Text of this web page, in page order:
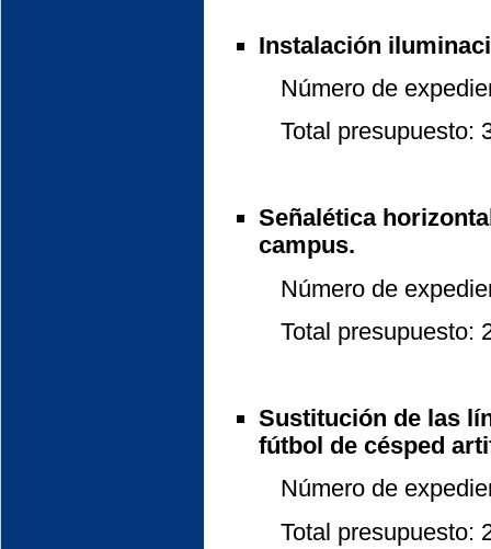
Instalación
Número de
Total presupuesto:
Señalética
campus.
Número de
Total presupuesto:
Sustitución de las
fútbol de césped
Número de
Total presupuesto: